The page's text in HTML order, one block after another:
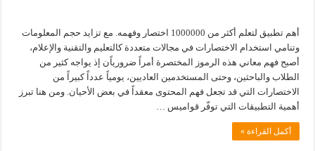
أهم تطبيق لتعلم أكثر من 1000000 اختصار وفهمه. مع تزايد حجم المعلومات
وتنامي استخدام الاختصارات في مجالات متعددة كالتعليم والتقنية والإعلام،
أصبح فهم معاني هذه الرموز المختصرة أمراً ضرورياًن إذ يواجه كثير من
الطلاب والباحثين، وحتى المستخدمين العاديين، يومياً عدداً كبيراً من
الاختصارات التي قد تجعل فهم المحتوى معقداً في بعض الأحيان. ومن هنا تبرز
أهمية التطبيقات التي توفّر قواميس …
أكمل القراءة »